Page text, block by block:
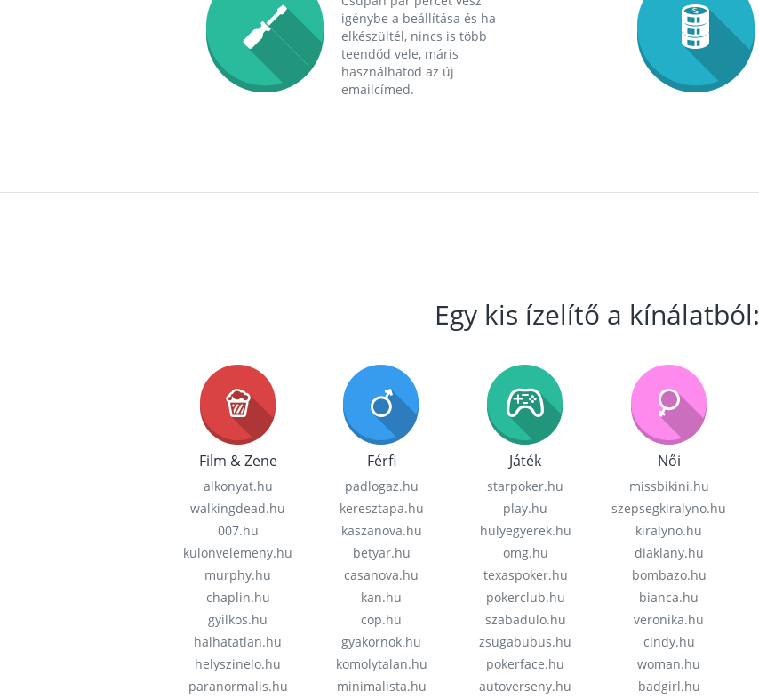
igénybe a beállítása és ha
elkészültél, nincs is több
teendőd vele, máris
használhatod az új
emailcímed.
Egy kis ízelítő a kínálatból:
Film & Zene
alkonyat.hu
walkingdead.hu
007.hu
kulonvelemeny.hu
murphy.hu
chaplin.hu
gyilkos.hu
halhatatlan.hu
helyszinelo.hu
paranormalis.hu
Férfi
padlogaz.hu
keresztapa.hu
kaszanova.hu
betyar.hu
casanova.hu
kan.hu
cop.hu
gyakornok.hu
komolytalan.hu
minimalista.hu
Játék
starpoker.hu
play.hu
hulyegyerek.hu
omg.hu
texaspoker.hu
pokerclub.hu
szabadulo.hu
zsugabubus.hu
pokerface.hu
autoverseny.hu
Női
missbikini.hu
szepsegkiralyno.hu
kiralyno.hu
diaklany.hu
bombazo.hu
bianca.hu
veronika.hu
cindy.hu
woman.hu
badgirl.hu